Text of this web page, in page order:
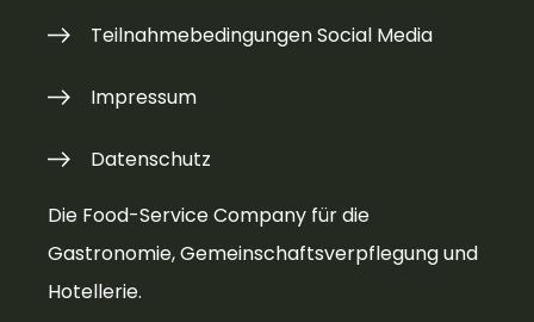
Die Food-Service Company für die
Gastronomie, Gemeinschaftsverpflegung und
Hotellerie.
Teilnahmebedingungen Social Media
Impressum
Datenschutz